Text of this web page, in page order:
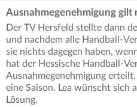
Ausnahmegenehmigung gilt
Der TV Hersfeld stellte dann
und nachdem alle Handball-
sie nichts dagegen haben,
hat der Hessische Handball-
Ausnahmegenehmigung
eine Saison. Lea wünscht sich
Lösung.